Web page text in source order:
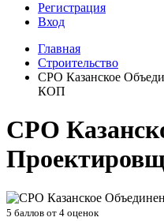
Регистрация
Вход
Главная
Строительство
СРО Казанское
КОП
СРО
5 баллов от 4 оценок